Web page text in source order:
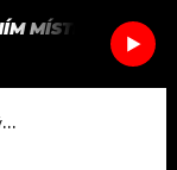
SEZNAM.CZ
MÍSTĚ SNOW